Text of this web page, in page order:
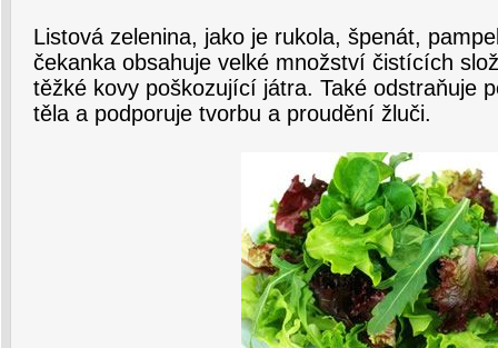
Listová zelenina, jako je rukola, špenát,
čekanka obsahuje velké množství čistících
těžké kovy poškozující játra. Také odstraňuje
těla a podporuje tvorbu a proudění žluči.